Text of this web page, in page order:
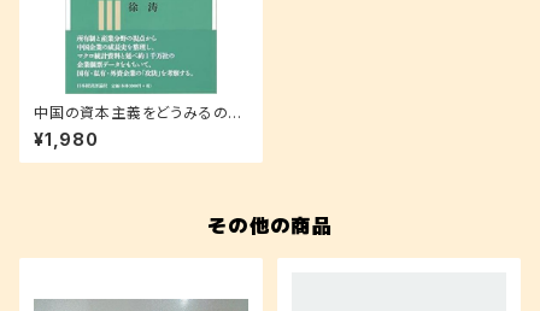
中国の資本主義をどうみるのか:
国有・私有・外資企業の実証分
析 (シリーズ社会・経済を学ぶ)
¥1,980
その他の商品